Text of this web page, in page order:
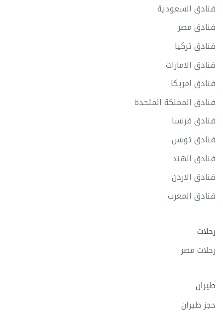
فنادق السعودية
فنادق مصر
فنادق تركيا
فنادق الامارات
فنادق امريكا
فنادق المملكة المتحدة
فنادق فرنسا
فنادق تونس
فنادق الهند
فنادق الاردن
فنادق المغرب
رحلات
رحلات مصر
طيران
حجز طيران